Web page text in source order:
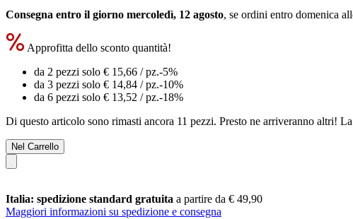
Consegna entro il giorno mercoledì, 12 agosto, se ordini entro domenica
Approfitta dello sconto quantità!
da 2 pezzi solo € 15,66 / pz.-5%
da 3 pezzi solo € 14,84 / pz.-10%
da 6 pezzi solo € 13,52 / pz.-18%
Di questo articolo sono rimasti ancora 11 pezzi. Presto ne arriveranno altri!
Nel Carrello
Italia: spedizione standard gratuita a partire da € 49,90
Maggiori informazioni su spedizione e consegna